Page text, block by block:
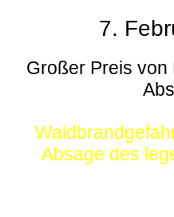
7.
Großer Preis von
Absage des